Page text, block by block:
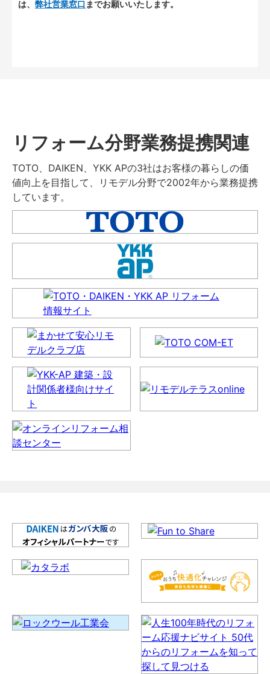
は、 弊社営業窓口 までお願いいたします。
リフォーム分野業務提携関連
TOTO、DAIKEN、YKK APの3社はお客様の暮らしの価
値向上を目指して、リモデル分野で2002年から業務提携
しています。